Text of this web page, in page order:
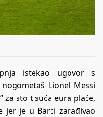
istekao ugovor s
Lionel Messi
za sto tisuća eura plaće,
jer je u Barci zarađivao